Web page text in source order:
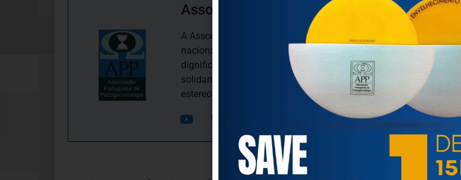
Associação Portuguesa de
A Associação Portuguesa de Psicogerontologia-APP, Instituição
nacional, dedica-se às questões biopsicológicas e sociais
dignificação, respeito, saúde, autonomia, participação e
solidariedade intergeracional, e de uma sociedade mais
estereótipos negativos relativamente à idade e ao envelhecimento.